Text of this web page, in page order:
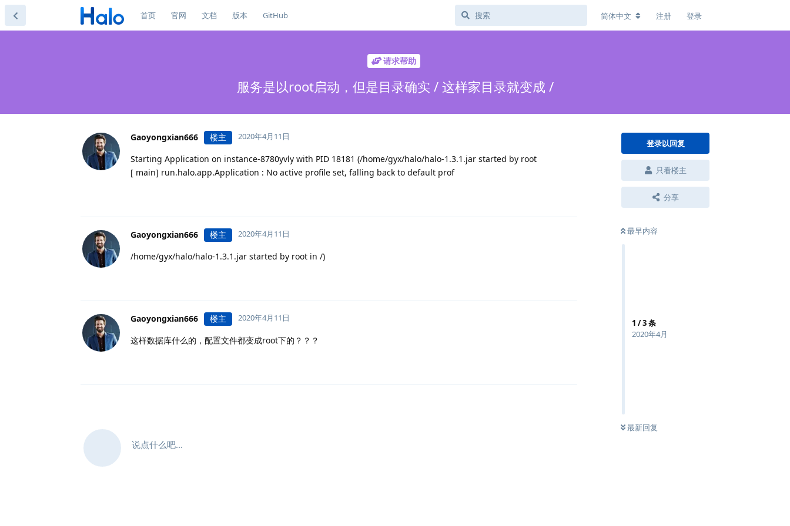
首页 官网 文档 版本 GitHub 简体中文 注册 登录
请求帮助
服务是以root启动，但是目录确实 / 这样家目录就变成 /
登录以回复
只看楼主
分享
最早内容
1 /3条
2020年4月
最新回复
Gaoyongxian666 楼主 2020年4月11日
Starting Application on instance-8780yvly with PID 18181 (/home/gyx/halo/halo-1.3.1.jar started by root
[ main] run.halo.app.Application : No active profile set, falling back to default prof
Gaoyongxian666 楼主 2020年4月11日
/home/gyx/halo/halo-1.3.1.jar started by root in /)
Gaoyongxian666 楼主 2020年4月11日
这样数据库什么的，配置文件都变成root下的？？？
说点什么吧...